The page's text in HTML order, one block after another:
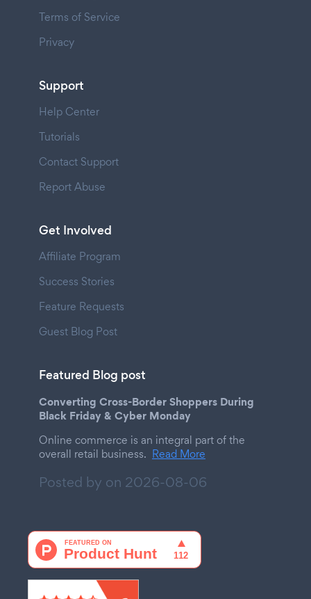
Terms of Service
Privacy
Support
Help Center
Tutorials
Contact Support
Report Abuse
Get Involved
Affiliate Program
Success Stories
Feature Requests
Guest Blog Post
Featured Blog post
Converting Cross-Border Shoppers During
Black Friday & Cyber Monday
Online commerce is an integral part of the
overall retail business. Read More
Posted by on 2026-08-06